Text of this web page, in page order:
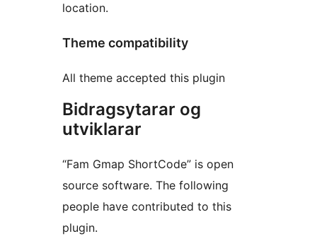
location.
Theme compatibility
All theme accepted this plugin
Bidragsytarar og
utviklarar
“Fam Gmap ShortCode” is open
source software. The following
people have contributed to this
plugin.